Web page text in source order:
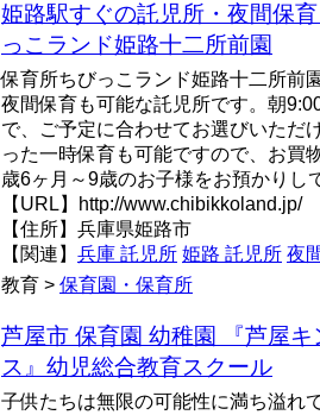
姫路駅すぐの託児所・夜間保
っこランド姫路十二所前園
保育所ちびっこランド姫路十二所前
夜間保育も可能な託児所です。朝
で、ご予定に合わせてお選びいただ
った一時保育も可能ですので、お買
歳6ヶ月～9歳のお子様をお預かりし
【URL】http://www.chibikkoland.jp/
【住所】兵庫県姫路市
【関連】 兵庫 託児所 姫路 託児所 夜
教育 > 保育園・保育所
芦屋市 保育園 幼稚園 『芦屋
ス』幼児総合教育スクール
子供たちは無限の可能性に満ち溢れ